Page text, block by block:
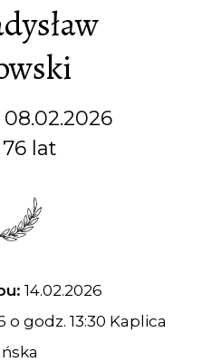
08.02.2026
lat
14.02.2026
o godz. 13:30 Kaplica